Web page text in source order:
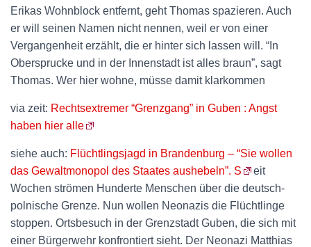
Erikas Wohnblock entfernt, geht Thomas spazieren. Auch
er will seinen Namen nicht nennen, weil er von einer
Vergangenheit erzählt, die er hinter sich lassen will. “In
Obersprucke und in der Innenstadt ist alles braun”, sagt
Thomas. Wer hier wohne, müsse damit klarkommen
via zeit: Rechtsextremer “Grenzgang” in Guben : Angst
haben hier alle
siehe auch: Flüchtlingsjagd in Brandenburg – “Sie wollen
das Gewaltmonopol des Staates aushebeln”. S
eit
Wochen strömen Hunderte Menschen über die deutsch-
polnische Grenze. Nun wollen Neonazis die Flüchtlinge
stoppen. Ortsbesuch in der Grenzstadt Guben, die sich mit
einer Bürgerwehr konfrontiert sieht. Der Neonazi Matthias